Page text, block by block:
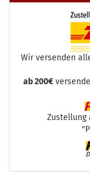
Wir versenden
ab 200€
Zustellung